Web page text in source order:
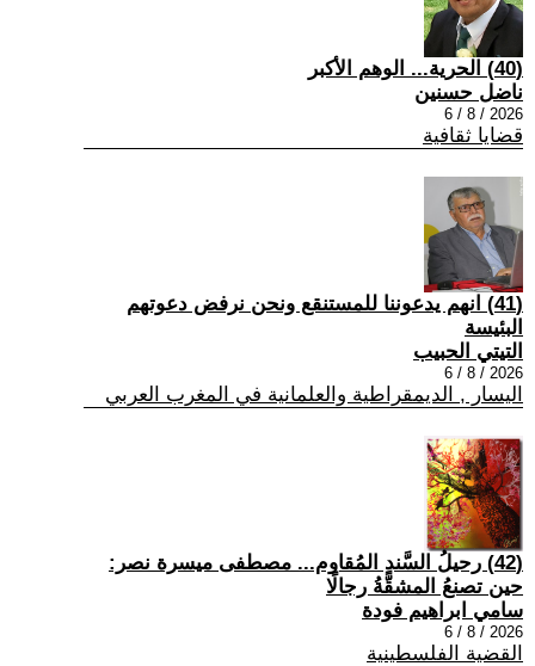
(40) الحرية... الوهم الأكبر
ناضل حسنين
2026 / 8 / 6
قضايا ثقافية
(41) انهم يدعوننا للمستنقع ونحن نرفض دعوتهم
البئيسة
التيتي الحبيب
2026 / 8 / 6
اليسار , الديمقراطية والعلمانية في المغرب العربي
(42) رحيلُ السَّندِ المُقاوم... مصطفى ميسرة نصر:
حين تصنعُ المشقَّةُ رجالًا
سامي ابراهيم فودة
2026 / 8 / 6
القضية الفلسطينية